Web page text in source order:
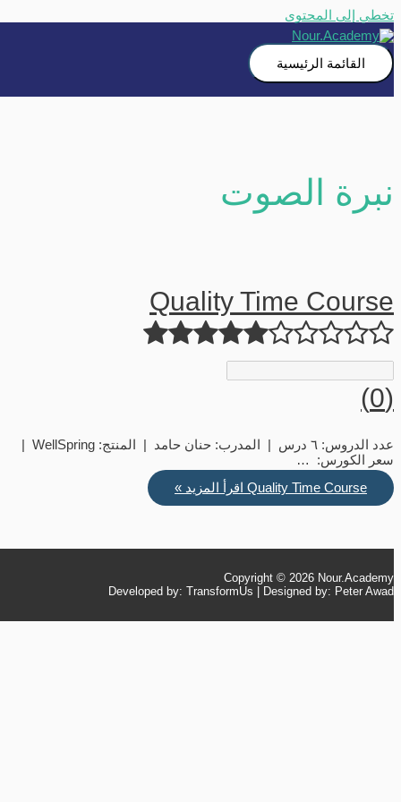
تخطي إلى المحتوى
القائمة الرئيسية
نبرة الصوت
Quality Time Course
عدد الدروس: ٦ درس | المدرب: حنان حامد | المنتج: WellSpring |
سعر الكورس: …
Quality Time Courseاقرأ المزيد »
Copyright © 2026Nour.Academy
Developed by: TransformUs | Designed by: Peter Awad